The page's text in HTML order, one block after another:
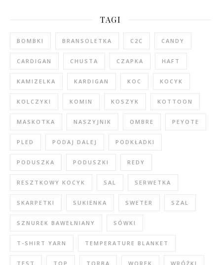
TAGI
BOMBKI BRANSOLETKA C2C CANDY
CARDIGAN CHUSTA CZAPKA HAFT
KAMIZELKA KARDIGAN KOC KOCYK
KOLCZYKI KOMIN KOSZYK KOTTOON
MASKOTKA NASZYJNIK OMBRE PEYOTE
PLED PODAJ DALEJ PODKŁADKI
PODUSZKA PODUSZKI REDY
RESZTKOWY KOCYK SAL SERWETKA
SKARPETKI SUKIENKA SWETER SZAL
SZNUREK BAWEŁNIANY SÓWKI
T-SHIRT YARN TEMPERATURE BLANKET
TEST TOP TORBA WOREK WRÓŻKI